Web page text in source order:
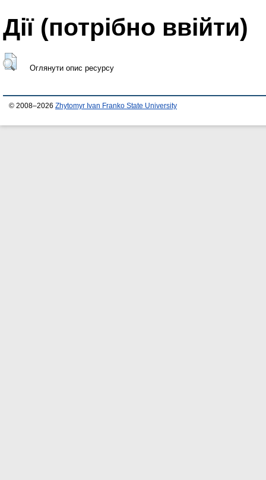
Дії ​​(потрібно ввійти)
Оглянути опис ресурсу
© 2008–2026 Zhytomyr Ivan Franko State University